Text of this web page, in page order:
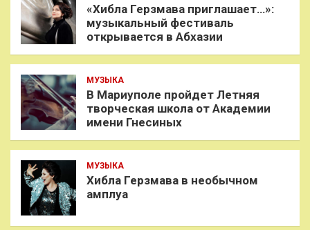
«Хибла Герзмава приглашает…»:
музыкальный фестиваль
открывается в Абхазии
МУЗЫКА
В Мариуполе пройдет Летняя
творческая школа от Академии
имени Гнесиных
МУЗЫКА
Хибла Герзмава в необычном
амплуа